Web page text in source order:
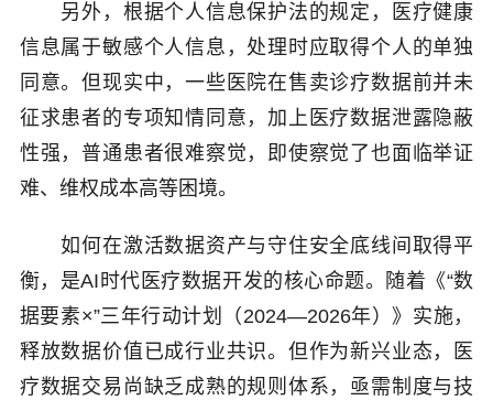
另外，根据个人信息保护法的规定，医疗健康
信息属于敏感个人信息，处理时应取得个人的单独
同意。但现实中，一些医院在售卖诊疗数据前并未
征求患者的专项知情同意，加上医疗数据泄露隐蔽
性强，普通患者很难察觉，即使察觉了也面临举证
难、维权成本高等困境。
如何在激活数据资产与守住安全底线间取得平
衡，是AI时代医疗数据开发的核心命题。随着《“数
据要素×”三年行动计划（2024—2026年）》实施，
释放数据价值已成行业共识。但作为新兴业态，医
疗数据交易尚缺乏成熟的规则体系，亟需制度与技